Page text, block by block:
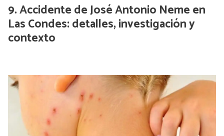
Accidente de José Antonio Neme en
Las Condes: detalles, investigación y
contexto